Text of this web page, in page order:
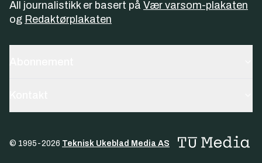
All journalistikk er basert på Vær varsom-plakaten
og Redaktørplakaten
© 1995-2026 Teknisk Ukeblad Media AS